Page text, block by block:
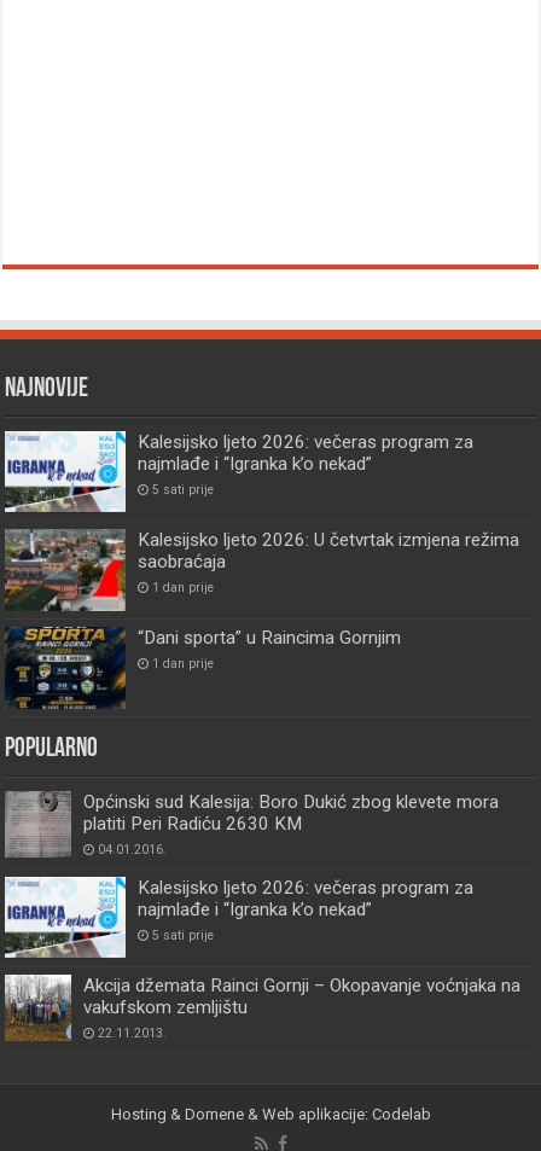
Najnovije
Kalesijsko ljeto 2026: večeras program za
najmlađe i “Igranka k’o nekad”
5 sati prije
Kalesijsko ljeto 2026: U četvrtak izmjena režima
saobraćaja
1 dan prije
“Dani sporta” u Raincima Gornjim
1 dan prije
Popularno
Općinski sud Kalesija: Boro Dukić zbog klevete mora
platiti Peri Radiću 2630 KM
04.01.2016.
Kalesijsko ljeto 2026: večeras program za
najmlađe i “Igranka k’o nekad”
5 sati prije
Akcija džemata Rainci Gornji – Okopavanje voćnjaka na
vakufskom zemljištu
22.11.2013.
Hosting & Domene & Web aplikacije: Codelab